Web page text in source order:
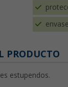
PRODUCTO
estupendos.